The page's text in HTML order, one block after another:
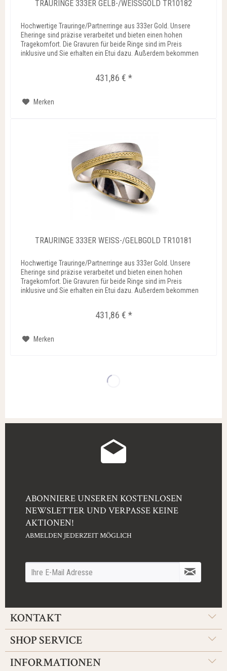
TRAURINGE 333ER GELB-/WEISSGOLD TR10182
Hochwertige Trauringe/Partnerringe aus 333er Gold. Unsere
Eheringe sind präzise verarbeitet und bieten einen hohen
Tragekomfort. Die Gravuren für beide Ringe sind im Preis
inklusive und Sie erhalten ein Etui dazu. Außerdem bekommen
431,86 € *
Merken
TRAURINGE 333ER WEISS-/GELBGOLD TR10181
Hochwertige Trauringe/Partnerringe aus 333er Gold. Unsere
Eheringe sind präzise verarbeitet und bieten einen hohen
Tragekomfort. Die Gravuren für beide Ringe sind im Preis
inklusive und Sie erhalten ein Etui dazu. Außerdem bekommen
431,86 € *
Merken
ABONNIERE UNSEREN KOSTENLOSEN
NEWSLETTER UND VERPASSE KEINE
AKTIONEN!
ABMELDEN JEDERZEIT MÖGLICH
KONTAKT
SHOP SERVICE
INFORMATIONEN